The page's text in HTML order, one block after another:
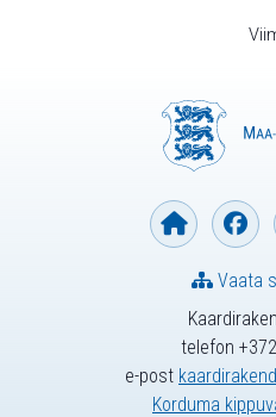
telefon
e-post
Korduma
Vaata